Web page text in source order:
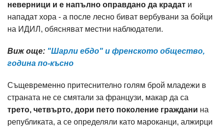
неверници и е напълно оправдано да крадат и
нападат хора - а после лесно биват вербувани за бойци
на ИДИЛ, обясняват местни наблюдатели.
Виж още: "Шарли ебдо" и френското общество,
година по-късно
Същевременно притеснително голям брой младежи в
страната не се смятали за французи, макар да са
трето, четвърто, дори пето поколение граждани на
републиката, а се определяли като мароканци, алжирци